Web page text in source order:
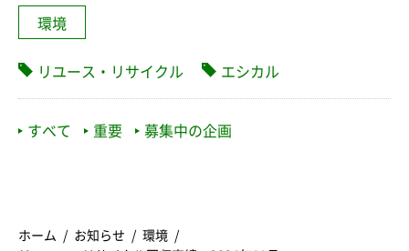
環境
リユース・リサイクル エシカル
すべて 重要 募集中の企画
ホーム お知らせ
環境